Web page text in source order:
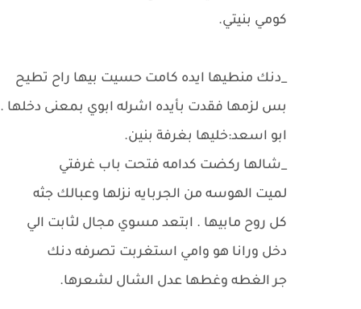
كومي بنيتي.
_دنك منطيها ايده كامت حسيت بيها راح تطيح
بس لزمها فقدت بأيده اشرله ابوي بمعنى دخلها .
ابو اسعد:خليها بغرفة بنين.
_شالها ركضت كدامه فتحت باب غرفتي
لميت الهوسه من الجربايه نزلها وعبالك جثه
كل روح مابيها . ابتعد مسوي مجال لثابت الي
دخل ورانا هو وامي استغربت تصرفه دنك
جر الغطه وغطها عدل الشال لشعرها.